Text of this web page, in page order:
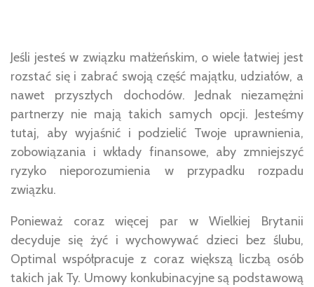
Jeśli jesteś w związku małżeńskim, o wiele łatwiej jest
rozstać się i zabrać swoją część majątku, udziałów, a
nawet przyszłych dochodów. Jednak niezamężni
partnerzy nie mają takich samych opcji. Jesteśmy
tutaj, aby wyjaśnić i podzielić Twoje uprawnienia,
zobowiązania i wkłady finansowe, aby zmniejszyć
ryzyko nieporozumienia w przypadku rozpadu
związku.
Ponieważ coraz więcej par w Wielkiej Brytanii
decyduje się żyć i wychowywać dzieci bez ślubu,
Optimal współpracuje z coraz większą liczbą osób
takich jak Ty. Umowy konkubinacyjne są podstawową